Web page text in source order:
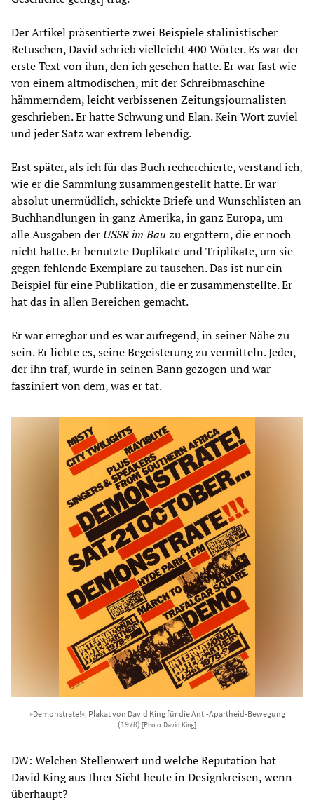
Der Artikel präsentierte zwei Beispiele stalinistischer
Retuschen, David schrieb vielleicht 400 Wörter. Es war der
erste Text von ihm, den ich gesehen hatte. Er war fast wie
von einem altmodischen, mit der Schreibmaschine
hämmerndem, leicht verbissenen Zeitungsjournalisten
geschrieben. Er hatte Schwung und Elan. Kein Wort zuviel
und jeder Satz war extrem lebendig.
Erst später, als ich für das Buch recherchierte, verstand ich,
wie er die Sammlung zusammengestellt hatte. Er war
absolut unermüdlich, schickte Briefe und Wunschlisten an
Buchhandlungen in ganz Amerika, in ganz Europa, um
alle Ausgaben der USSR im Bau zu ergattern, die er noch
nicht hatte. Er benutzte Duplikate und Triplikate, um sie
gegen fehlende Exemplare zu tauschen. Das ist nur ein
Beispiel für eine Publikation, die er zusammenstellte. Er
hat das in allen Bereichen gemacht.
Er war erregbar und es war aufregend, in seiner Nähe zu
sein. Er liebte es, seine Begeisterung zu vermitteln. Jeder,
der ihn traf, wurde in seinen Bann gezogen und war
fasziniert von dem, was er tat.
»Demonstrate!«, Plakat von David King für die Anti-Apartheid-Bewegung
(1978) [Photo: David King]
DW: Welchen Stellenwert und welche Reputation hat
David King aus Ihrer Sicht heute in Designkreisen, wenn
überhaupt?